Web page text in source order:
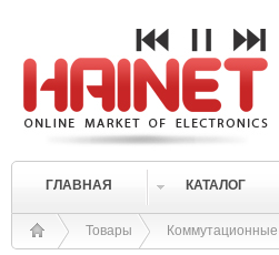
ГЛАВНАЯ КАТАЛОГ
Товары Коммутационные